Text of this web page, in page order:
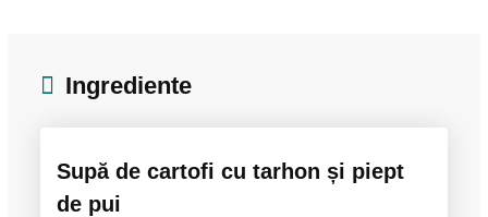
Ingrediente
Supă de cartofi cu tarhon și piept
de pui